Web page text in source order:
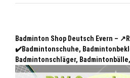
Badminton Shop Deutsch Evern –
✔️Badmintonschuhe,
Badmintonschläger,